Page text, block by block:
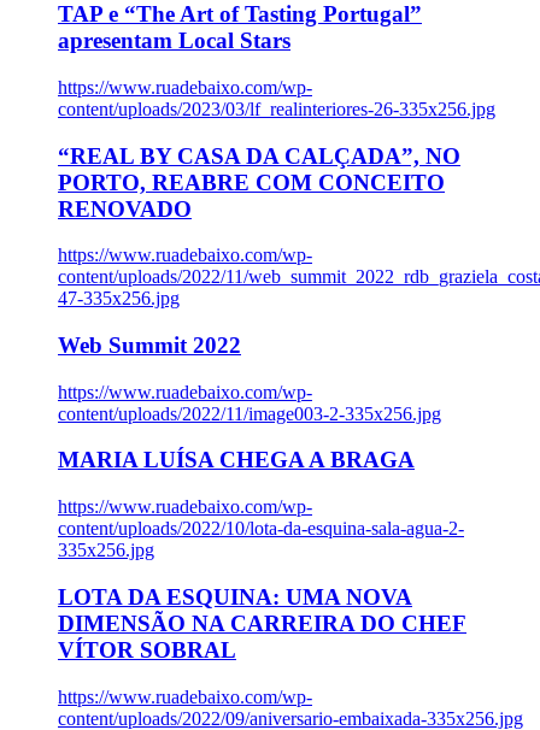
TAP e “The Art of Tasting Portugal”
apresentam Local Stars
https://www.ruadebaixo.com/wp-
content/uploads/2023/03/lf_realinteriores-26-335x256.jpg
“REAL BY CASA DA CALÇADA”, NO
PORTO, REABRE COM CONCEITO
RENOVADO
https://www.ruadebaixo.com/wp-
content/uploads/2022/11/
47-335x256.jpg
Web Summit 2022
https://www.ruadebaixo.com/wp-
content/uploads/2022/11/image003-2-335x256.jpg
MARIA LUÍSA CHEGA A BRAGA
https://www.ruadebaixo.com/wp-
content/uploads/2022/10/lota-da-esquina-sala-agua-2-
335x256.jpg
LOTA DA ESQUINA: UMA NOVA
DIMENSÃO NA CARREIRA DO CHEF
VÍTOR SOBRAL
https://www.ruadebaixo.com/wp-
content/uploads/2022/09/aniversario-embaixada-335x256.jpg